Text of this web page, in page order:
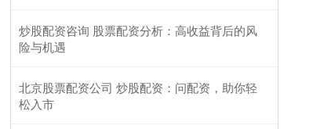
炒股配资咨询 股票配资分析：高收益背后的风
险与机遇
北京股票配资公司 炒股配资：问配资，助你轻
松入市